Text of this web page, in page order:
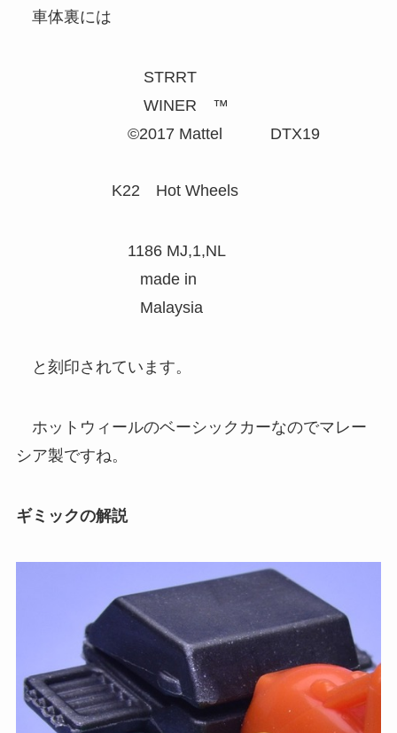
車体裏には
STRRT
WINER ™
©2017 Mattel DTX19
K22 Hot Wheels
1186 MJ,1,NL
made in
Malaysia
と刻印されています。
ホットウィールのベーシックカーなのでマレー
シア製ですね。
ギミックの解説